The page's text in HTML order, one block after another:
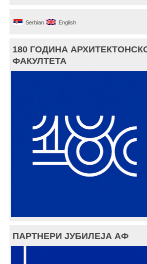
Serbian English
180 ГОДИНА
ФАКУЛТЕТА
ПАРТНЕРИ ЈУБИЛЕЈА АФ